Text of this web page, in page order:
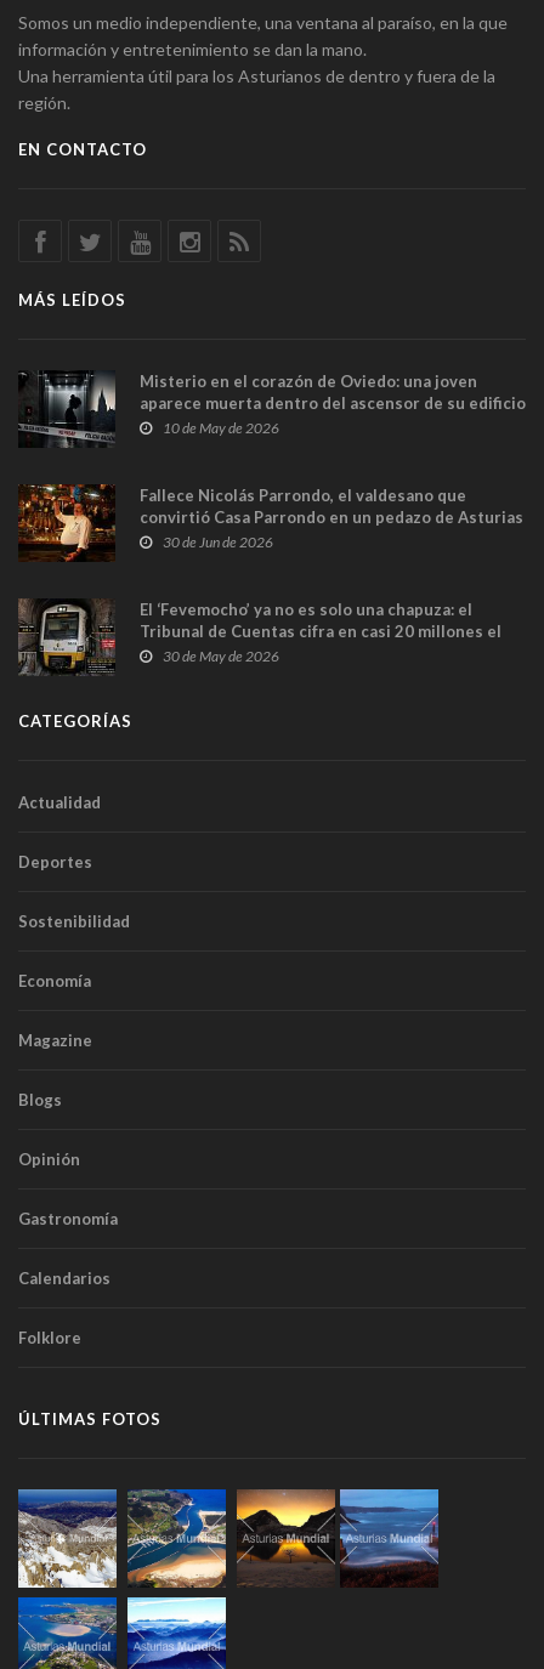
Somos un medio independiente, una ventana al paraíso, en la que
información y entretenimiento se dan la mano.
Una herramienta útil para los Asturianos de dentro y fuera de la
región.
EN CONTACTO
MÁS LEÍDOS
Misterio en el corazón de Oviedo: una joven
aparece muerta dentro del ascensor de su edificio
y las cámaras captan sus últimos minutos
10 de May de 2026
Fallece Nicolás Parrondo, el valdesano que
convirtió Casa Parrondo en un pedazo de Asturias
en Madrid
30 de Jun de 2026
El ‘Fevemocho’ ya no es solo una chapuza: el
Tribunal de Cuentas cifra en casi 20 millones el
sobrecoste de los trenes que no cabían por los
30 de May de 2026
CATEGORÍAS
Actualidad
Deportes
Sostenibilidad
Economía
Magazine
Blogs
Opinión
Gastronomía
Calendarios
Folklore
ÚLTIMAS FOTOS